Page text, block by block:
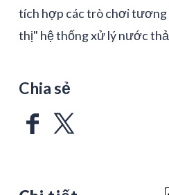
tích hợp các trò chơi tương
thị" hệ thống xử lý nước
Chia sẻ